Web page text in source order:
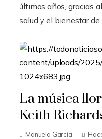
últimos años, gracias
salud y el bienestar de
La música
Keith
Manuela García